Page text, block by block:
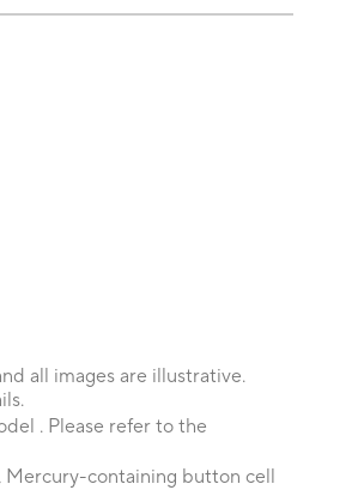
all images are illustrative.
. Please refer to the
containing button cell